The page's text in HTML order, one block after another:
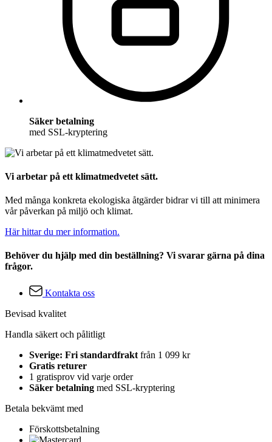
Säker betalning
med SSL-kryptering
Vi arbetar på ett klimatmedvetet sätt.
Med många konkreta ekologiska åtgärder bidrar vi till att minimera
vår påverkan på miljö och klimat.
Här hittar du mer information.
Behöver du hjälp med din beställning? Vi svarar gärna på dina
frågor.
Kontakta oss
Bevisad kvalitet
Handla säkert och pålitligt
Sverige: Fri standardfrakt från 1 099 kr
Gratis returer
1 gratisprov vid varje order
Säker betalning med SSL-kryptering
Betala bekvämt med
Förskottsbetalning